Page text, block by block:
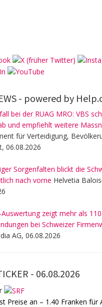
- powered by
bei der RUAG MRO: VBS
und empfiehlt weitere
für Verteidigung,
06.08.2026
Sorgenfalten blickt die
nach vorne Helvetia
Auswertung zeigt mehr als 110
bei Schweizer
AG, 06.08.2026
- 06.08.2026
Preise an – 1.40 Franken für